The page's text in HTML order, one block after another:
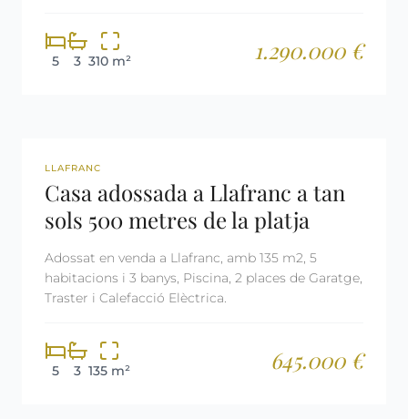
5 3 310 m² 1.290.000 €
REF: 2751
LLAFRANC
Casa adossada a Llafranc a tan
sols 500 metres de la platja
Adossat en venda a Llafranc, amb 135 m2, 5
habitacions i 3 banys, Piscina, 2 places de Garatge,
Traster i Calefacció Elèctrica.
5 3 135 m² 645.000 €